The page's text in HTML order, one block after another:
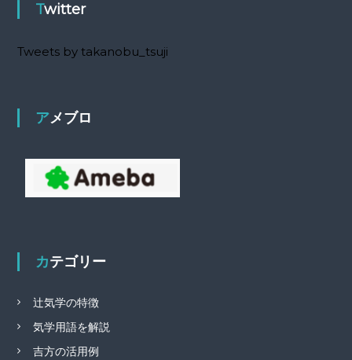
Twitter
Tweets by takanobu_tsuji
アメブロ
カテゴリー
辻気学の特徴
気学用語を解説
吉方の活用例